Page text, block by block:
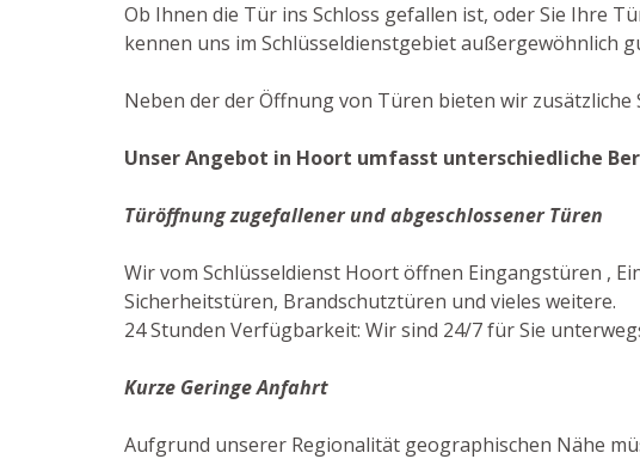
Ob Ihnen die Tür ins Schloss gefallen ist, oder Sie Ihre
kennen uns im Schlüsseldienstgebiet außergewöhnlich
Neben der der Öffnung von Türen bieten wir
Unser Angebot in Hoort umfasst unterschiedliche
Türöffnung zugefallener und abgeschlossener Türen
Wir vom Schlüsseldienst Hoort öffnen Eingangstüren ,
Sicherheitstüren, Brandschutztüren und vieles weitere.
24 Stunden Verfügbarkeit: Wir sind 24/7 für Sie
Kurze Geringe Anfahrt
Aufgrund unserer Regionalität geographischen Nähe